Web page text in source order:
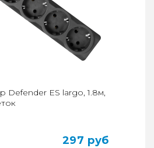
Defender ES largo, 1.8м,
297 руб